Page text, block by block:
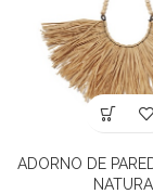
ADORNO DE
NATURAL